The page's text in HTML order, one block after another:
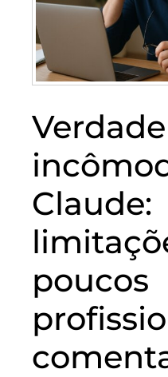
Verdade
Claude:
poucos